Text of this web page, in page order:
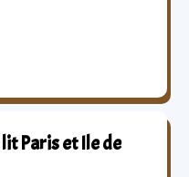
Paris et Ile de